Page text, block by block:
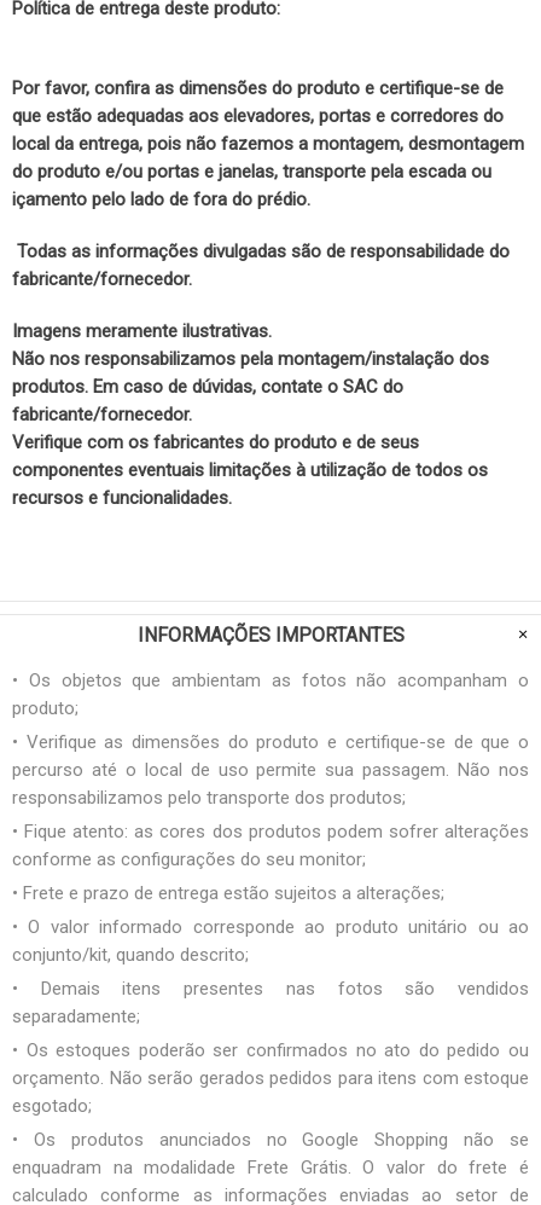
Política de entrega deste produto:
Por favor, confira as dimensões do produto e certifique-se de
que estão adequadas aos elevadores, portas e corredores do
local da entrega, pois não fazemos a montagem, desmontagem
do produto e/ou portas e janelas, transporte pela escada ou
içamento pelo lado de fora do prédio.
Todas as informações divulgadas são de responsabilidade do
fabricante/fornecedor.
Imagens meramente ilustrativas.
Não nos responsabilizamos pela montagem/instalação dos
produtos. Em caso de dúvidas, contate o SAC do
fabricante/fornecedor.
Verifique com os fabricantes do produto e de seus
componentes eventuais limitações à utilização de todos os
recursos e funcionalidades.
INFORMAÇÕES IMPORTANTES
• Os objetos que ambientam as fotos não acompanham o
produto;
• Verifique as dimensões do produto e certifique-se de que o
percurso até o local de uso permite sua passagem. Não nos
responsabilizamos pelo transporte dos produtos;
• Fique atento: as cores dos produtos podem sofrer alterações
conforme as configurações do seu monitor;
• Frete e prazo de entrega estão sujeitos a alterações;
• O valor informado corresponde ao produto unitário ou ao
conjunto/kit, quando descrito;
• Demais itens presentes nas fotos são vendidos
separadamente;
• Os estoques poderão ser confirmados no ato do pedido ou
orçamento. Não serão gerados pedidos para itens com estoque
esgotado;
• Os produtos anunciados no Google Shopping não se
enquadram na modalidade Frete Grátis. O valor do frete é
calculado conforme as informações enviadas ao setor de